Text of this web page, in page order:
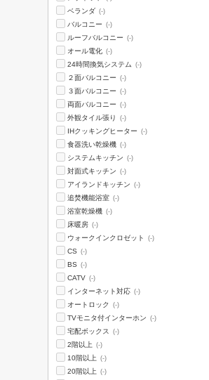
ベランダ (-)
バルコニー (-)
ルーフバルコニー (-)
オール電化 (-)
24時間換気システム (-)
２面バルコニー (-)
３面バルコニー (-)
両面バルコニー (-)
外観タイル張り (-)
IHクッキングヒーター (-)
食器洗い乾燥機 (-)
システムキッチン (-)
対面式キッチン (-)
アイランドキッチン (-)
追焚機能浴室 (-)
浴室乾燥機 (-)
床暖房 (-)
ウォークインクロゼット (-)
CS (-)
BS (-)
CATV (-)
インターネット対応 (-)
オートロック (-)
TVモニタ付インターホン (-)
宅配ボックス (-)
2階以上 (-)
10階以上 (-)
20階以上 (-)